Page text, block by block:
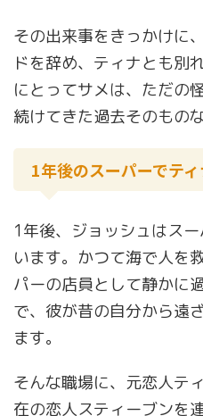
その出来事をきっかけに
ドを辞め、ティナとも別
にとってサメは、ただの
続けてきた過去そのものな
1年後のスーパーでテ
1年後、ジョッシュはス
います。かつて海で人を
パーの店員として静かに
で、彼が昔の自分から遠
ます。
そんな職場に、元恋人テ
在の恋人スティーブンを